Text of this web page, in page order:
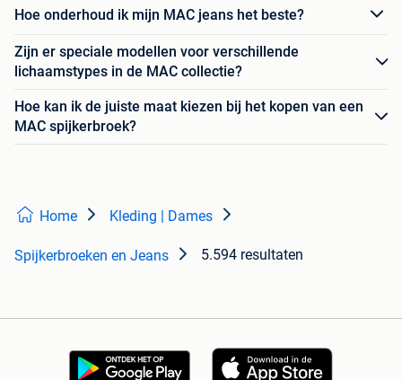
Hoe onderhoud ik mijn MAC jeans het beste?
Zijn er speciale modellen voor verschillende
lichaamstypes in de MAC collectie?
Hoe kan ik de juiste maat kiezen bij het kopen van een
MAC spijkerbroek?
Home Kleding | Dames
Spijkerbroeken en Jeans 5.594 resultaten